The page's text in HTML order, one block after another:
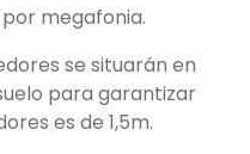
megafonia.
se situarán en
para garantizar
es de 1,5m.